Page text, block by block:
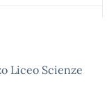
Liceo Scienze